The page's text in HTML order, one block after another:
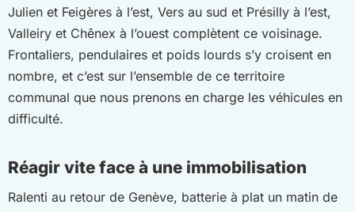
Julien et Feigères à l’est, Vers au sud et Présilly à l’est,
Valleiry et Chênex à l’ouest complètent ce voisinage.
Frontaliers, pendulaires et poids lourds s’y croisent en
nombre, et c’est sur l’ensemble de ce territoire
communal que nous prenons en charge les véhicules en
difficulté.
Réagir vite face à une immobilisation
Ralenti au retour de Genève, batterie à plat un matin de